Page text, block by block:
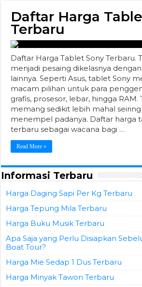
Daftar Harga
Terbaru
Daftar Harga Tablet Sony Terbaru.
menjadi pesaing dikelasnya
lainnya. Seperti Asus, tablet Sony
macam pilihan untuk para
grafis, prosesor, lebar, hingga RAM.
memang sedikit lebih mahal
menempel padanya. Daftar harga
terbaru sebagai wacana bagi …
Read More »
Informasi Terbaru
Harga Daging Sapi Per Kg Terbaru
Harga Tepung Mila Terbaru
Harga Buku Musik Terbaru
Apa Saja yang Perlu Disiapkan
Boat Tour?
Harga Mie Sedap 1 Dus Terbaru
Harga Minyak Tawon Terbaru